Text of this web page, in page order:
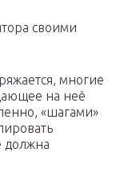
своими
многие
на неё
«шагами»
должна